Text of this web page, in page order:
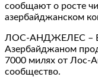
сообщают о росте
азербайджанском
ЛОС-АНДЖЕЛЕС –
Азербайджаном
7000 милях от Лос-
сообщество.